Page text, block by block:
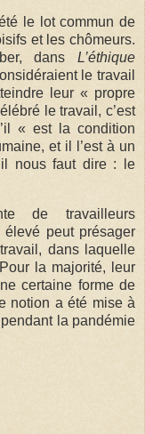
le lot commun de
et les chômeurs.
dans L’éthique
le travail
leur « propre
le travail, c’est
« est la condition
et il l’est à un
nous faut dire : le
de travailleurs
élevé peut présager
dans laquelle
la majorité, leur
certaine forme de
notion a été mise à
la pandémie